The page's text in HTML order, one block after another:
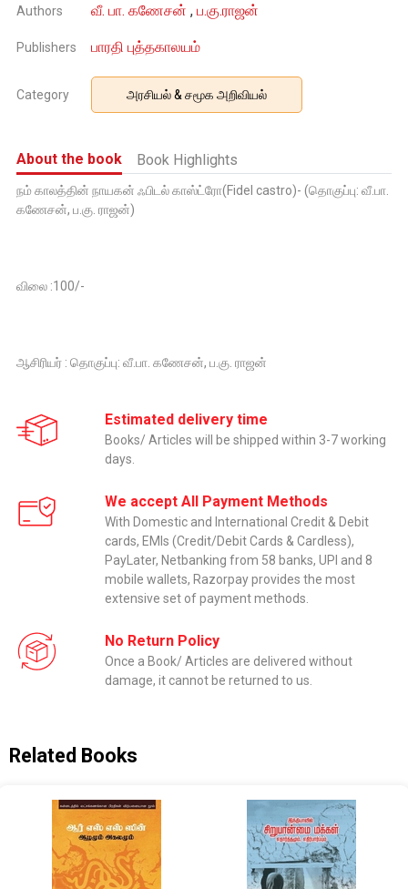
Authors வீ. பா. கணேசன்,ப.கு.ராஜன்
Publishers பாரதி புத்தகாலயம்
Category அரசியல் & சமூக அறிவியல்
About the book Book Highlights
நம் காலத்தின் நாயகன் ஃபிடல் காஸ்ட்ரோ(Fidel castro)- (தொகுப்பு: வீ.பா.
கணேசன், ப.கு. ராஜன்)
விலை :100/-
ஆசிரியர் : தொகுப்பு: வீ.பா. கணேசன், ப.கு. ராஜன்
Estimated delivery time
Books/ Articles will be shipped within 3-7 working
days.
We accept All Payment Methods
With Domestic and International Credit & Debit
cards, EMIs (Credit/Debit Cards & Cardless),
PayLater, Netbanking from 58 banks, UPI and 8
mobile wallets, Razorpay provides the most
extensive set of payment methods.
No Return Policy
Once a Book/ Articles are delivered without
damage, it cannot be returned to us.
Related Books